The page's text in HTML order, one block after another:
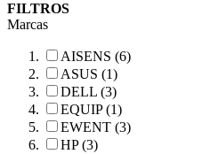
FILTROS
Marcas
AISENS (6)
ASUS (1)
DELL (3)
EQUIP (1)
EWENT (3)
HP (3)